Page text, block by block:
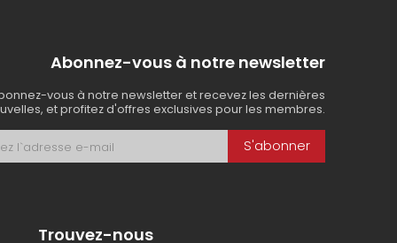
Abonnez-vous à notre newsletter
vous à notre newsletter et recevez les dernières
et profitez d'offres exclusives pour les membres.
S'abonner
Trouvez-nous